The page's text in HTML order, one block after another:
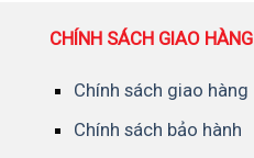
CHÍNH SÁCH GIAO HÀNG
Chính sách giao hàng
Chính sách bảo hành